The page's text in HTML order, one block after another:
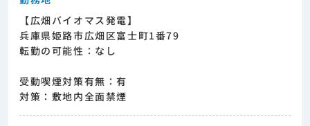
【広畑バイオマス発電】
兵庫県姫路市広畑区富士町1番79
転勤の可能性：なし
受動喫煙対策有無：有
対策：敷地内全面禁煙